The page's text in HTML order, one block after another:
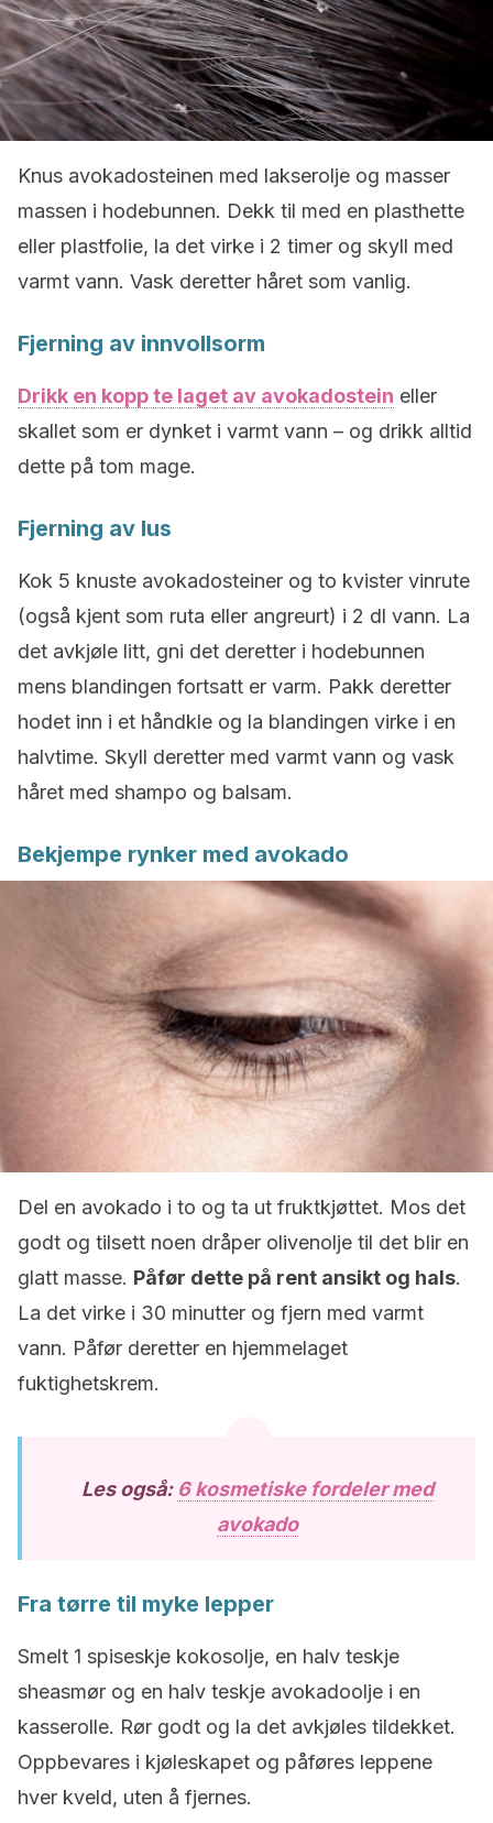
Knus avokadosteinen med lakserolje og masser
massen i hodebunnen. Dekk til med en plasthette
eller plastfolie, la det virke i 2 timer og skyll med
varmt vann. Vask deretter håret som vanlig.
Fjerning av innvollsorm
Drikk en kopp te laget av avokadostein eller
skallet som er dynket i varmt vann – og drikk alltid
dette på tom mage.
Fjerning av lus
Kok 5 knuste avokadosteiner og to kvister vinrute
(også kjent som ruta eller angreurt) i 2 dl vann. La
det avkjøle litt, gni det deretter i hodebunnen
mens blandingen fortsatt er varm. Pakk deretter
hodet inn i et håndkle og la blandingen virke i en
halvtime. Skyll deretter med varmt vann og vask
håret med shampo og balsam.
Bekjempe rynker med avokado
Del en avokado i to og ta ut fruktkjøttet. Mos det
godt og tilsett noen dråper olivenolje til det blir en
glatt masse. Påfør dette på rent ansikt og hals.
La det virke i 30 minutter og fjern med varmt
vann. Påfør deretter en hjemmelaget
fuktighetskrem.
Les også: 6 kosmetiske fordeler med
avokado
Fra tørre til myke lepper
Smelt 1 spiseskje kokosolje, en halv teskje
sheasmør og en halv teskje avokadoolje i en
kasserolle. Rør godt og la det avkjøles tildekket.
Oppbevares i kjøleskapet og påføres leppene
hver kveld, uten å fjernes.